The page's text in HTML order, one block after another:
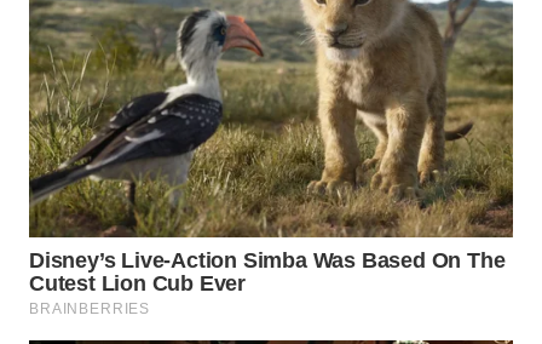
KARO
WN
SIMALUNGUN
WN
LABUHANBATU
WN
TAPANULI
TENGAH